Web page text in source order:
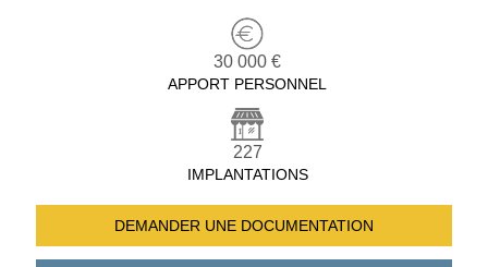
30 000 €
APPORT PERSONNEL
227
IMPLANTATIONS
DEMANDER UNE DOCUMENTATION